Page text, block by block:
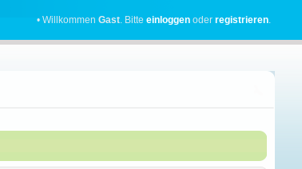
• WillkommenGast. Bitteeinloggen oderregistrieren.